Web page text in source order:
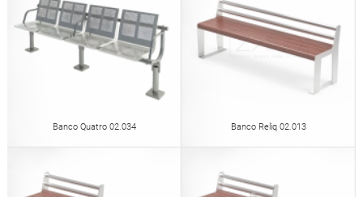
Banco Quatro 02.034 Banco Reliq 02.013